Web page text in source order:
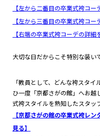
【左から二番目の卒業式袴コー
【左から三番目の卒業式袴コー
【右端の卒業式袴コーデの詳細
大切な日だからこそ特別な装い
「教員として、どんな袴スタ
ひ一度「京都さがの館」へお
式袴スタイルを熟知したスタッ
【京都さがの館の卒業式袴レ
見る】